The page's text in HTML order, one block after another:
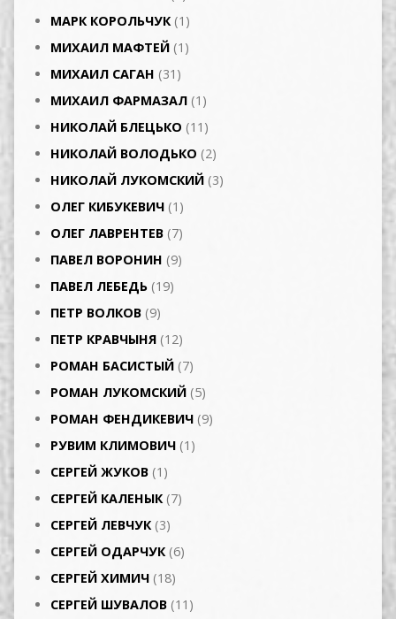
МАРК КОРОЛЬЧУК(1)
МИХАИЛ МАФТЕЙ (1)
МИХАИЛ САГАН (31)
МИХАИЛ ФАРМАЗАЛ (1)
НИКОЛАЙ БЛЕЦЬКО (11)
НИКОЛАЙ ВОЛОДЬКО (2)
НИКОЛАЙ ЛУКОМСКИЙ (3)
ОЛЕГ КИБУКЕВИЧ (1)
ОЛЕГ ЛАВРЕНТЕВ (7)
ПАВЕЛ ВОРОНИН (9)
ПАВЕЛ ЛЕБЕДЬ (19)
ПЕТР ВОЛКОВ (9)
ПЕТР КРАВЧЫНЯ (12)
РОМАН БАСИСТЫЙ (7)
РОМАН ЛУКОМСКИЙ (5)
РОМАН ФЕНДИКЕВИЧ (9)
РУВИМ КЛИМОВИЧ (1)
СЕРГЕЙ ЖУКОВ (1)
СЕРГЕЙ КАЛЕНЫК(7)
СЕРГЕЙ ЛЕВЧУК(3)
СЕРГЕЙ ОДАРЧУК(6)
СЕРГЕЙ ХИМИЧ (18)
СЕРГЕЙ ШУВАЛОВ (11)